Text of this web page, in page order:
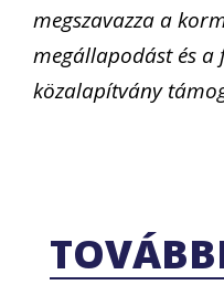
megszavazza a
megállapodást és a
közalapítvány